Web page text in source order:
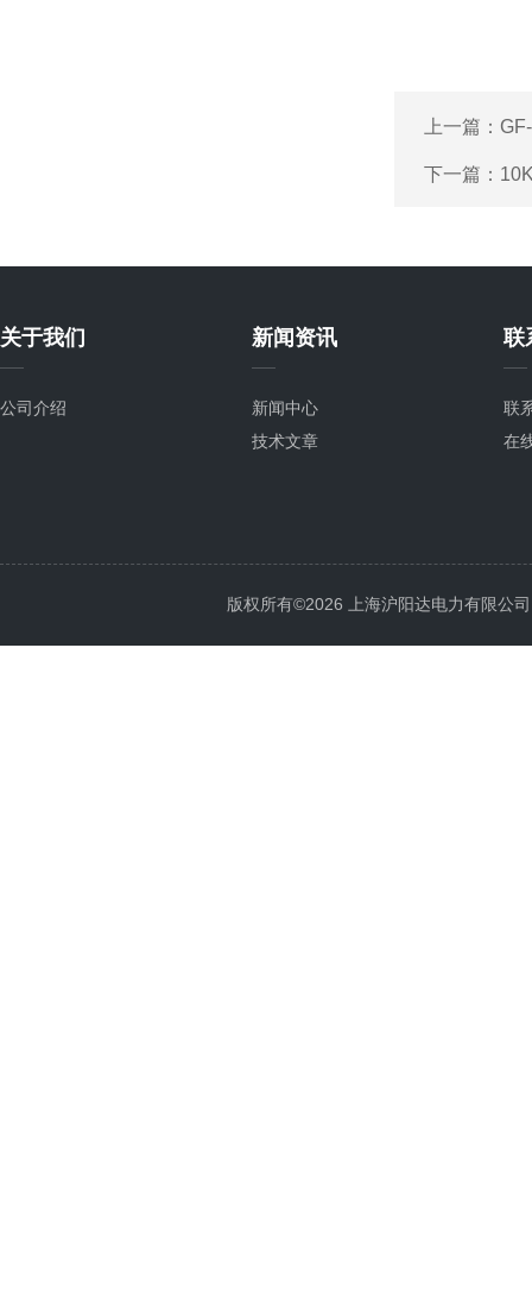
上一篇：
下一篇：
关于我们
公司介绍
新闻资讯
新闻中心
技术文章
联
联
在
版权所有©2026 上海沪阳达电力有限公